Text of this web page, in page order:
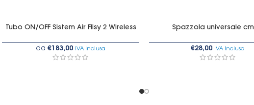
Tubo ON/OFF Sistem Air Flisy 2 Wireless
da €183,00 IVA Inclusa
Spazzola universale
€28,00 IVA Inclusa